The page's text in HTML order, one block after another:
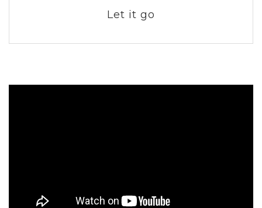
Let it go